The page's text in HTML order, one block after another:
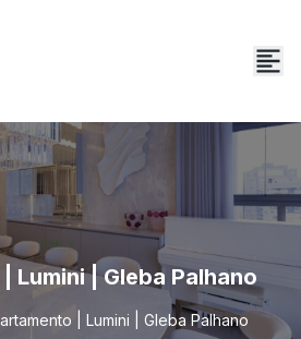
Lumini | Gleba Palhano
| Lumini | Gleba Palhano